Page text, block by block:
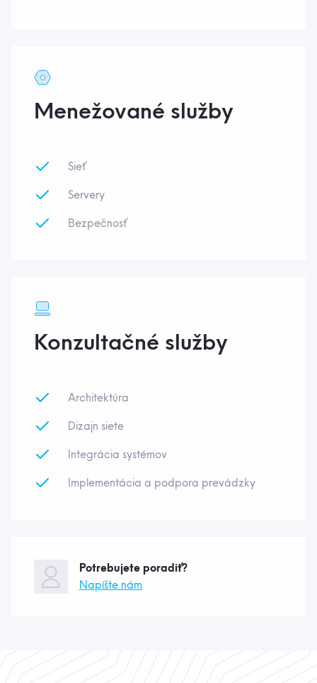
Menežované služby
Sieť
Servery
Bezpečnosť
Konzultačné služby
Architektúra
Dizajn siete
Integrácia systémov
Implementácia a podpora prevádzky
Potrebujete poradiť?
Napíšte nám